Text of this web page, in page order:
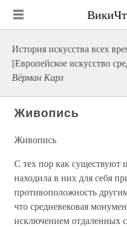
История искусства всех
[Европейское искусство
Вёрман Карл
Живопись
Живопись
С тех пор как существуют
находила в них для себя
противоположность
что средневековая
исключением отдаленных